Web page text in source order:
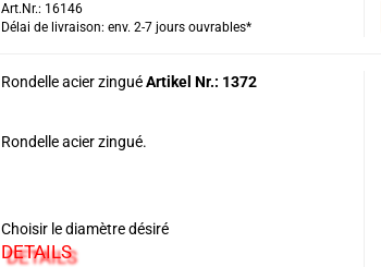
Art.Nr.: 16146
Délai de livraison: env. 2-7 jours ouvrables*
Rondelle acier zinguéArtikel Nr.: 1372
Rondelle acier zingué.
Choisir le diamètre désiré
DETAILS